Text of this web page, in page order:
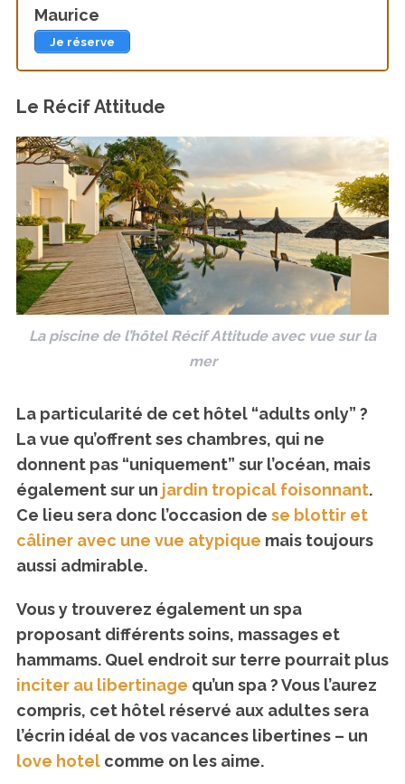
Maurice
Je réserve
Le Récif Attitude
La piscine de l’hôtel Récif Attitude avec vue sur la
mer
La particularité de cet hôtel “adults only” ?
La vue qu’offrent ses chambres, qui ne
donnent pas “uniquement” sur l’océan, mais
également sur un jardin tropical foisonnant.
Ce lieu sera donc l’occasion de se blottir et
câliner avec une vue atypique mais toujours
aussi admirable.
Vous y trouverez également un spa
proposant différents soins, massages et
hammams. Quel endroit sur terre pourrait plus
inciter au libertinage qu’un spa ? Vous l’aurez
compris, cet hôtel réservé aux adultes sera
l’écrin idéal de vos vacances libertines – un
love hotelcomme on les aime.